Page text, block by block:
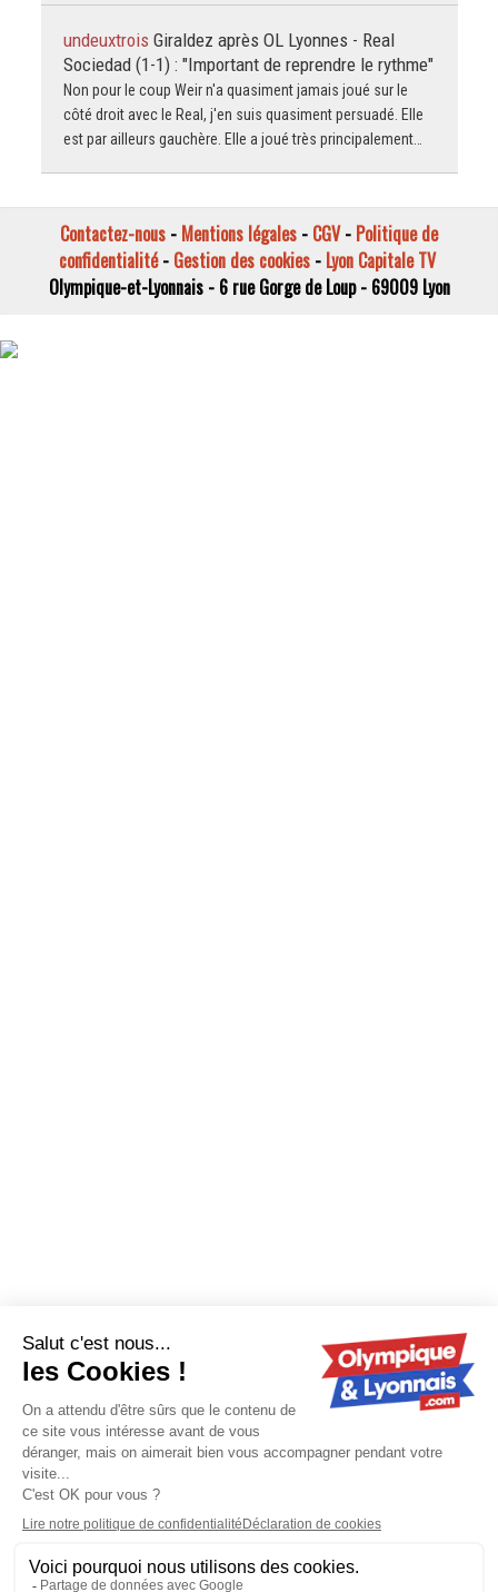
undeuxtrois Giraldez après OL Lyonnes - Real
Sociedad (1-1) : "Important de reprendre le rythme"
Non pour le coup Weir n'a quasiment jamais joué sur le
côté droit avec le Real, j'en suis quasiment persuadé. Elle
est par ailleurs gauchère. Elle a joué très principalement…
Contactez-nous - Mentions légales - CGV- Politique de
confidentialité- Gestion des cookies- Lyon Capitale TV
Olympique-et-Lyonnais - 6 rue Gorge de Loup - 69009 Lyon